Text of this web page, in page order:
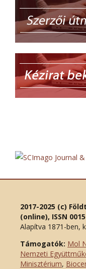
2017-2025 (c)
(online), ISSN
Alapítva 1871-ben,
Támogatók: Mol
Nemzeti
Minisztérium,